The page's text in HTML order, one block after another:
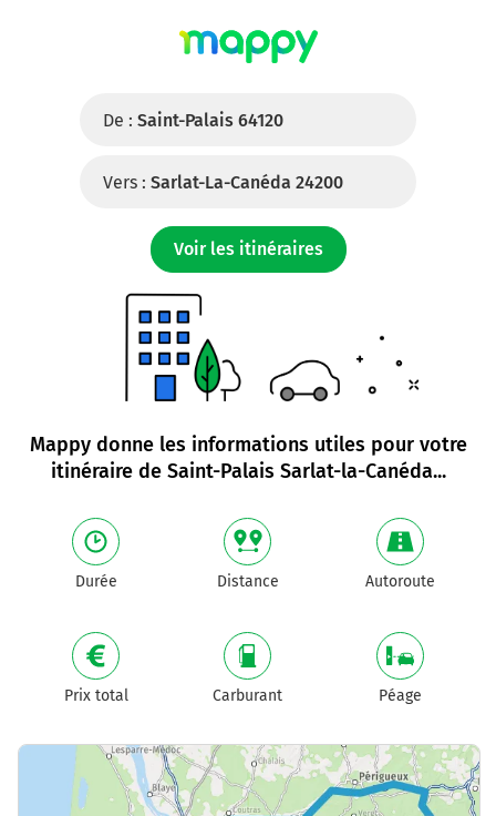
De : Saint-Palais 64120
Vers : Sarlat-La-Canéda 24200
Voir les itinéraires
Mappy donne les informations utiles pour votre
itinéraire de Saint-Palais Sarlat-la-Canéda...
Durée Distance Autoroute
Prix total Carburant Péage